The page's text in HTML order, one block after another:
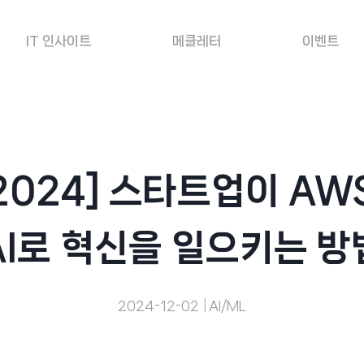
IT 인사이트 메클레터 이벤트
스타트업이
로 혁신을 일으키는 방
2024-12-02 AI/ML